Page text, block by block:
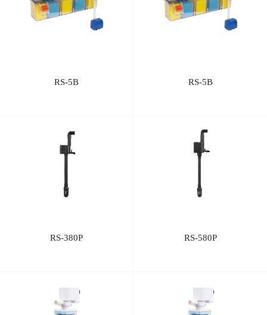
RS-5B RS-5B
RS-380P RS-580P